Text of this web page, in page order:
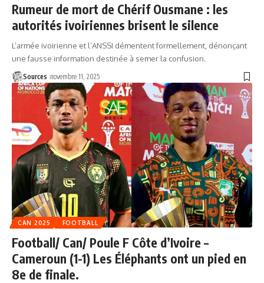
Rumeur de mort de Chérif Ousmane : les
autorités ivoiriennes brisent le silence
L’armée ivoirienne et l’ANSSI démentent formellement, dénonçant
une fausse information destinée à semer la confusion.
Sources novembre 11, 2025
CAN 2025 FOOTBALL
Football/ Can/ Poule F Côte d’Ivoire –
Cameroun (1-1) Les Éléphants ont un pied en
8e de finale.